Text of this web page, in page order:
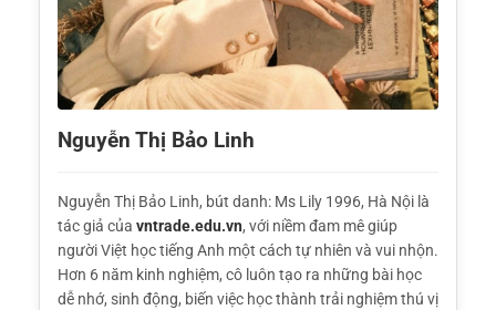
Nguyễn Thị Bảo Linh
Nguyễn Thị Bảo Linh, bút danh: Ms Lily 1996, Hà Nội là
tác giả của vntrade.edu.vn, với niềm đam mê giúp
người Việt học tiếng Anh một cách tự nhiên và vui nhộn.
Hơn 6 năm kinh nghiệm, cô luôn tạo ra những bài học
dễ nhớ, sinh động, biến việc học thành trải nghiệm thú vị